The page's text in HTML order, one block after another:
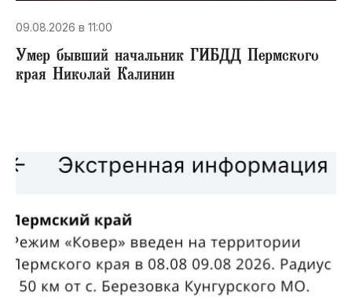
09.08.2026 в 11:00
Умер бывший начальник ГИБДД Пермского
края Николай Калинин